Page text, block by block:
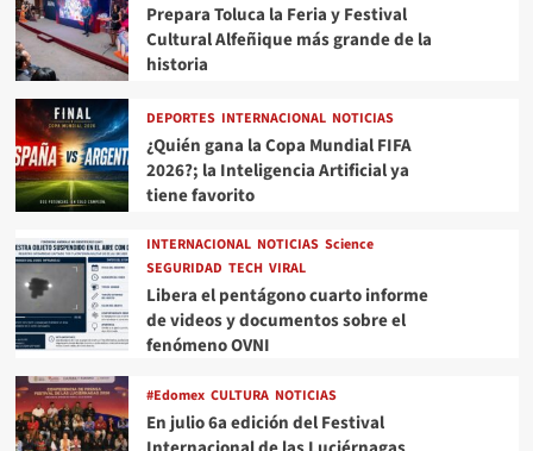
Prepara Toluca la Feria y Festival
Cultural Alfeñique más grande de la
historia
DEPORTES INTERNACIONAL NOTICIAS
¿Quién gana la Copa Mundial FIFA
2026?; la Inteligencia Artificial ya
tiene favorito
INTERNACIONAL NOTICIAS Science
SEGURIDAD TECH VIRAL
Libera el pentágono cuarto informe
de videos y documentos sobre el
fenómeno OVNI
#Edomex CULTURA NOTICIAS
En julio 6a edición del Festival